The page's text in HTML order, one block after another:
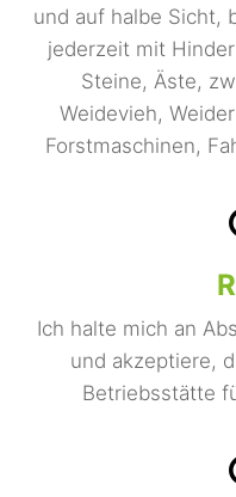
und auf halbe Sicht,
jederzeit mit
Steine, Äste,
Weidevieh,
Forstmaschinen,
Ich halte mich an
und akzeptiere,
Betriebsstätte